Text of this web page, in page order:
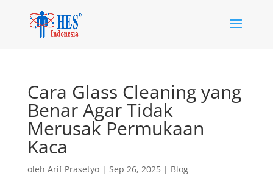
Cara Glass Cleaning yang
Benar Agar Tidak
Merusak Permukaan
Kaca
oleh Arif Prasetyo| Sep 26, 2025| Blog